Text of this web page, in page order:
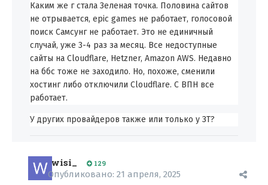
Каким же г стала Зеленая точка. Половина сайтов
не отрывается, epic games не работает, голосовой
поиск Самсунг не работает. Это не единичный
случай, уже 3-4 раз за месяц. Все недоступные
сайты на Cloudflare, Hetzner, Amazon AWS. Недавно
на ббс тоже не заходило. Но, похоже, сменили
хостинг либо отключили Cloudflare. С ВПН все
работает.
У других провайдеров также или только у ЗТ?
wisi_ 129
Опубликовано: 21 апреля, 2025